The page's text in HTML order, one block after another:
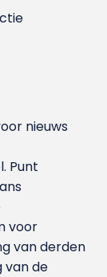
nieuws
Punt
voor
van derden
van de